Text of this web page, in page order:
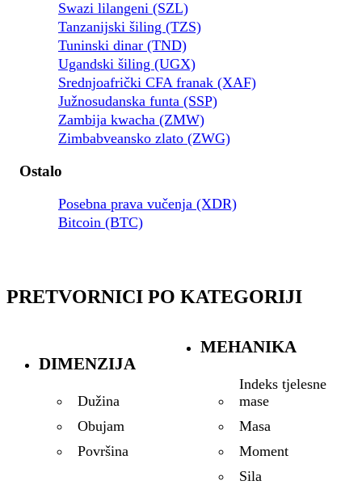
Swazi lilangeni (SZL)
Tanzanijski šiling (TZS)
Tuninski dinar (TND)
Ugandski šiling (UGX)
Srednjoafrički CFA franak (XAF)
Južnosudanska funta (SSP)
Zambija kwacha (ZMW)
Zimbabveansko zlato (ZWG)
Ostalo
Posebna prava vučenja (XDR)
Bitcoin (BTC)
PRETVORNICI PO KATEGORIJI
DIMENZIJA
Dužina
Obujam
Površina
MEHANIKA
Indeks tjelesne
mase
Masa
Moment
Sila